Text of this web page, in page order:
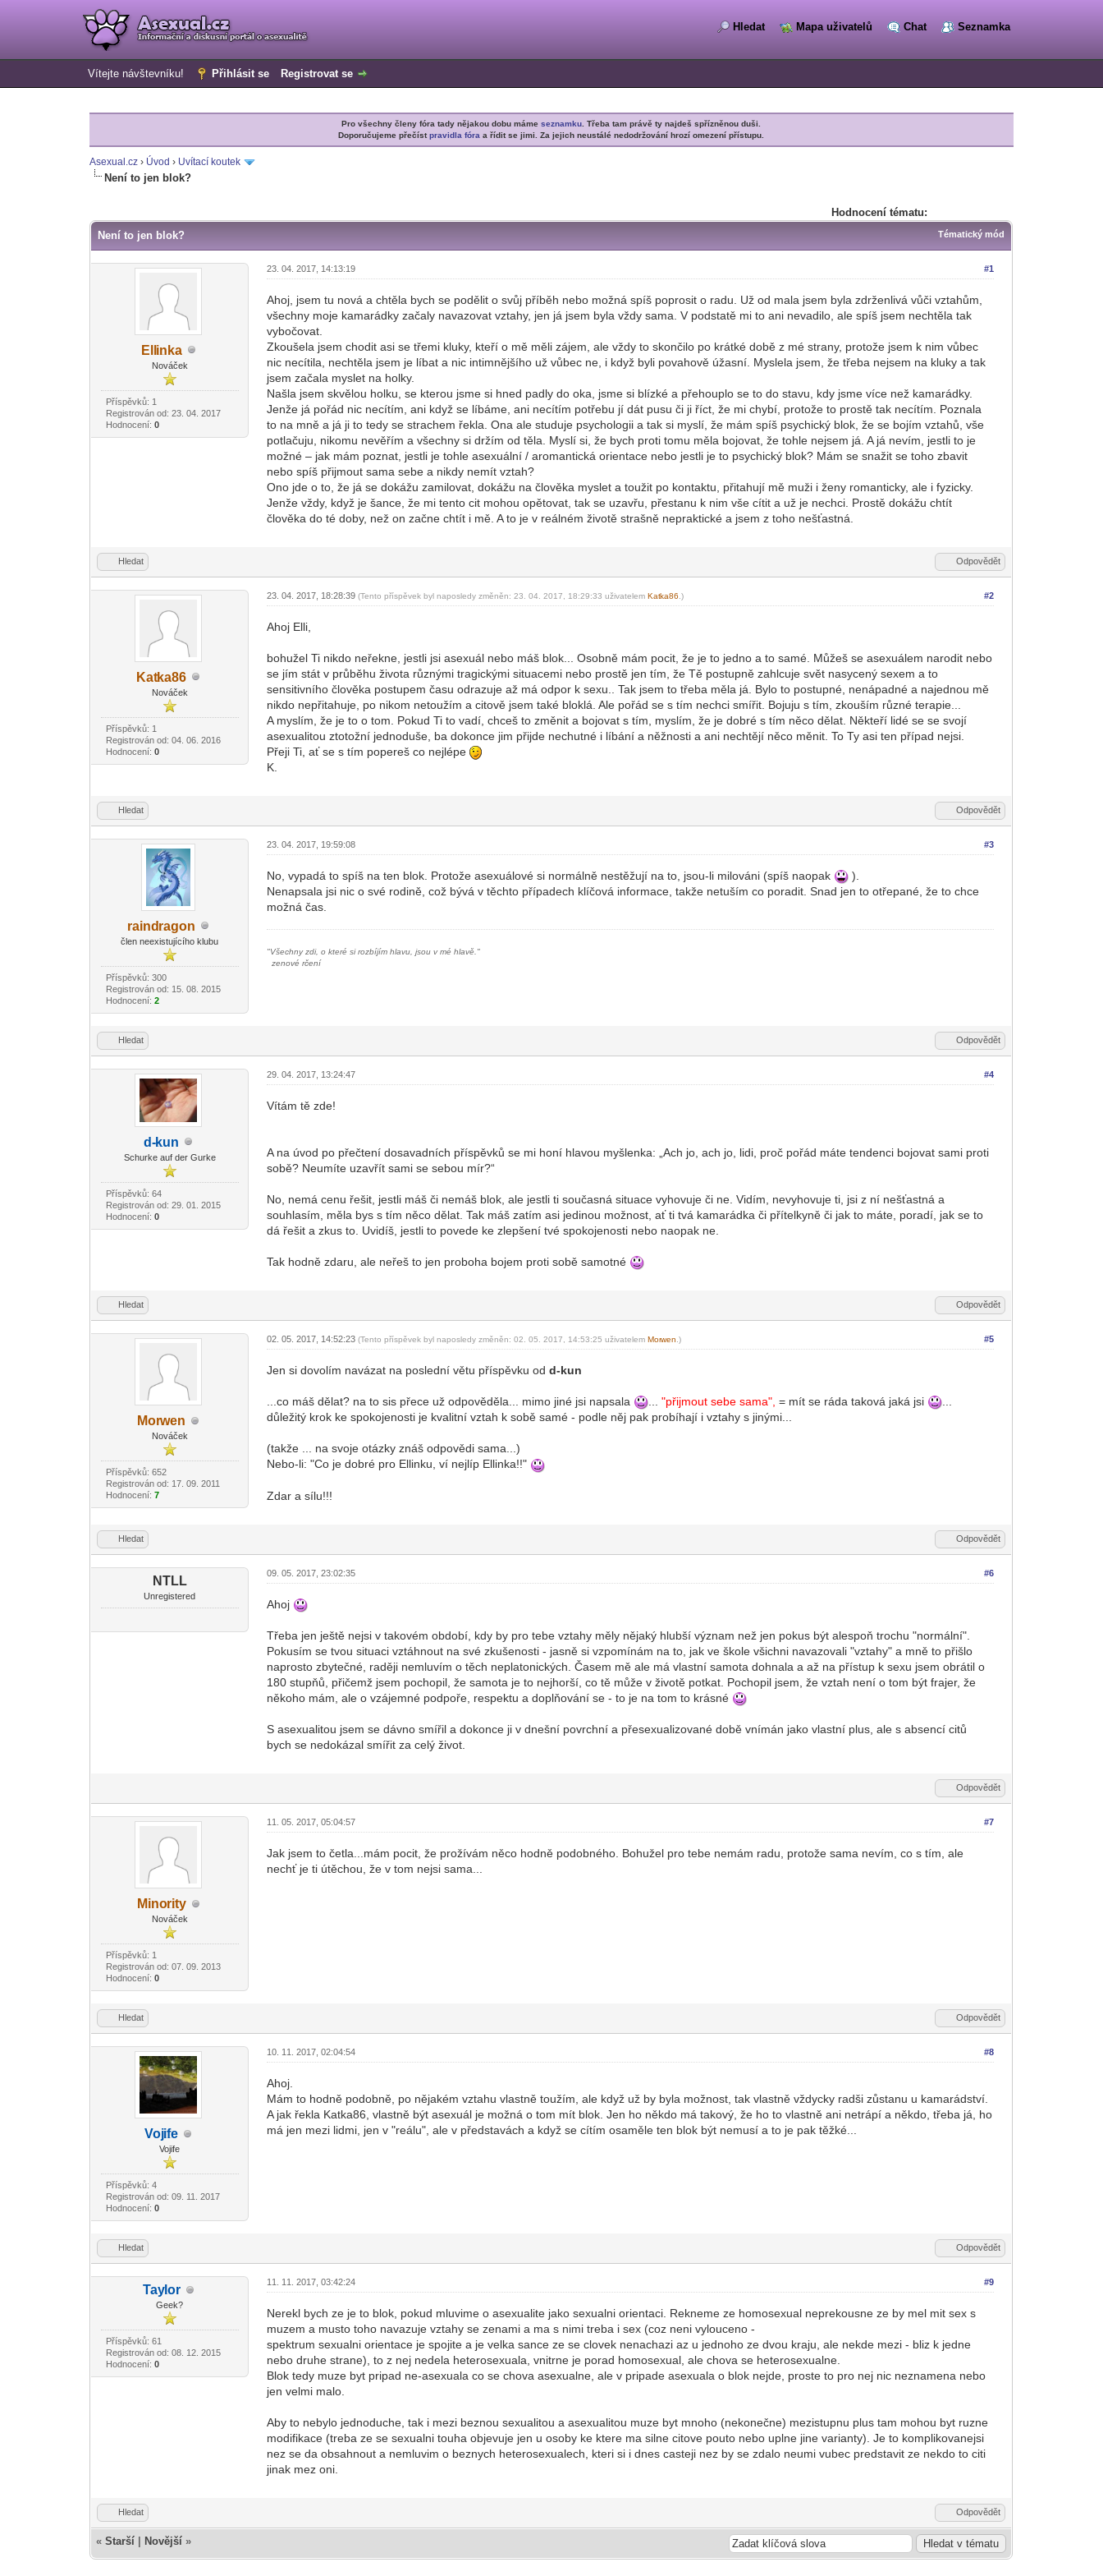
Hledat Mapa uživatelů Chat Seznamka
Vítejte návštevníku! Přihlásit se Registrovat se
Pro všechny členy fóra tady nějakou dobu mámeseznamku . Třeba tam právě ty najdeš spřízněnou duši.
Doporučujeme přečístpravidla fóra a řídit se jimi. Za jejich neustálé nedodržování hrozí omezení přístupu.
Asexual.cz › Úvod › Uvítací koutek
Není to jen blok?
Hodnocení tématu:
Tématický mód
Není to jen blok?
Ell inka
Nováček
Příspěvků: 1
Registrován od: 23. 04. 2017
Hodnocení: 0
#1
23. 04. 2017, 14:13:19
Ahoj, jsem tu nová a chtěla bych se podělit o svůj příběh nebo možná spíš poprosit o radu. Už od mala jsem byla zdrženlivá vůči vztahům,
všechny moje kamarádky začaly navazovat vztahy, jen já jsem byla vždy sama. V podstatě mi to ani nevadilo, ale spíš jsem nechtěla tak
vybočovat.
Zkoušela jsem chodit asi se třemi kluky, kteří o mě měli zájem, ale vždy to skončilo po krátké době z mé strany, protože jsem k nim vůbec
nic necítila, nechtěla jsem je líbat a nic intimnějšího už vůbec ne, i když byli povahově úžasní. Myslela jsem, že třeba nejsem na kluky a tak
jsem začala myslet na holky.
Našla jsem skvělou holku, se kterou jsme si hned padly do oka, jsme si blízké a přehouplo se to do stavu, kdy jsme více než kamarádky.
Jenže já pořád nic necítím, ani když se líbáme, ani necítím potřebu jí dát pusu či ji říct, že mi chybí, protože to prostě tak necítím. Poznala
to na mně a já ji to tedy se strachem řekla. Ona ale studuje psychologii a tak si myslí, že mám spíš psychický blok, že se bojím vztahů, vše
potlačuju, nikomu nevěřím a všechny si držím od těla. Myslí si, že bych proti tomu měla bojovat, že tohle nejsem já. A já nevím, jestli to je
možné – jak mám poznat, jestli je tohle asexuální / aromantická orientace nebo jestli je to psychický blok? Mám se snažit se toho zbavit
nebo spíš přijmout sama sebe a nikdy nemít vztah?
Ono jde o to, že já se dokážu zamilovat, dokážu na člověka myslet a toužit po kontaktu, přitahují mě muži i ženy romanticky, ale i fyzicky.
Jenže vždy, když je šance, že mi tento cit mohou opětovat, tak se uzavřu, přestanu k nim vše cítit a už je nechci. Prostě dokážu chtít
člověka do té doby, než on začne chtít i mě. A to je v reálném životě strašně nepraktické a jsem z toho nešťastná.
Hledat Odpovědět
Katka86
Nováček
Příspěvků: 1
Registrován od: 04. 06. 2016
Hodnocení: 0
#2
23. 04. 2017, 18:28:39(Tento příspěvek byl naposledy změněn: 23. 04. 2017, 18:29:33 uživatelemKatka86 .)
Ahoj Elli,
bohužel Ti nikdo neřekne, jestli jsi asexuál nebo máš blok... Osobně mám pocit, že je to jedno a to samé. Můžeš se asexuálem narodit nebo
se jím stát v průběhu života různými tragickými situacemi nebo prostě jen tím, že Tě postupně zahlcuje svět nasycený sexem a to
sensitivního člověka postupem času odrazuje až má odpor k sexu.. Tak jsem to třeba měla já. Bylo to postupné, nenápadné a najednou mě
nikdo nepřitahuje, po nikom netoužím a citově jsem také bloklá. Ale pořád se s tím nechci smířit. Bojuju s tím, zkouším různé terapie...
A myslím, že je to o tom. Pokud Ti to vadí, chceš to změnit a bojovat s tím, myslím, že je dobré s tím něco dělat. Někteří lidé se se svojí
asexualitou ztotožní jednoduše, ba dokonce jim přijde nechutné i líbání a něžnosti a ani nechtějí něco měnit. To Ty asi ten případ nejsi.
Přeji Ti, ať se s tím popereš co nejlépe
K.
Hledat Odpovědět
raindragon
člen neexistujícího klubu
Příspěvků: 300
Registrován od: 15. 08. 2015
Hodnocení: 2
#3
23. 04. 2017, 19:59:08
No, vypadá to spíš na ten blok. Protože asexuálové si normálně nestěžují na to, jsou-li milováni (spíš naopak
).
Nenapsala jsi nic o své rodině, což bývá v těchto případech klíčová informace, takže netuším co poradit. Snad jen to otřepané, že to chce
možná čas.
"Všechny zdi, o které si rozbíjím hlavu, jsou v mé hlavě. "
zenové rčení
Hledat Odpovědět
d-kun
Schurke auf der Gurke
Příspěvků: 64
Registrován od: 29. 01. 2015
Hodnocení: 0
#4
29. 04. 2017, 13:24:47
Vítám tě zde!
A na úvod po přečtení dosavadních příspěvků se mi honí hlavou myšlenka: „Ach jo, ach jo, lidi, proč pořád máte tendenci bojovat sami proti
sobě? Neumíte uzavřít sami se sebou mír?“
No, nemá cenu řešit, jestli máš či nemáš blok, ale jestli ti současná situace vyhovuje či ne. Vidím, nevyhovuje ti, jsi z ní nešťastná a
souhlasím, měla bys s tím něco dělat. Tak máš zatím asi jedinou možnost, ať ti tvá kamarádka či přítelkyně či jak to máte, poradí, jak se to
dá řešit a zkus to. Uvidíš, jestli to povede ke zlepšení tvé spokojenosti nebo naopak ne.
Tak hodně zdaru, ale neřeš to jen proboha bojem proti sobě samotné
Hledat Odpovědět
Morwen
Nováček
Příspěvků: 652
Registrován od: 17. 09. 2011
Hodnocení: 7
#5
02. 05. 2017, 14:52:23(Tento příspěvek byl naposledy změněn: 02. 05. 2017, 14:53:25 uživatelemMorwen .)
Jen si dovolím navázat na poslední větu příspěvku odd-kun
...co máš dělat? na to sis přece už odpověděla... mimo jiné jsi napsala ..."přijmout sebe sama", = mít se ráda taková jaká jsi
důležitý krok ke spokojenosti je kvalitní vztah k sobě samé - podle něj pak probíhají i vztahy s jinými...
(takže ... na svoje otázky znáš odpovědi sama...)
Nebo-li: "Co je dobré pro Ellinku, ví nejlíp Ellinka!!"
Zdar a sílu!!!
Hledat Odpovědět
NTLL
Unregistered
#6
09. 05. 2017, 23:02:35
Ahoj
Třeba jen ještě nejsi v takovém období, kdy by pro tebe vztahy měly nějaký hlubší význam než jen pokus být alespoň trochu "normální".
Pokusím se tvou situaci vztáhnout na své zkušenosti - jasně si vzpomínám na to, jak ve škole všichni navazovali "vztahy" a mně to přišlo
naprosto zbytečné, raději nemluvím o těch neplatonických. Časem mě ale má vlastní samota dohnala a až na přístup k sexu jsem obrátil o
180 stupňů, přičemž jsem pochopil, že samota je to nejhorší, co tě může v životě potkat. Pochopil jsem, že vztah není o tom být frajer, že
někoho mám, ale o vzájemné podpoře, respektu a doplňování se - to je na tom to krásné
S asexualitou jsem se dávno smířil a dokonce ji v dnešní povrchní a přesexualizované době vnímán jako vlastní plus, ale s absencí citů
bych se nedokázal smířit za celý život.
Odpovědět
Minority
Nováček
Příspěvků: 1
Registrován od: 07. 09. 2013
Hodnocení: 0
#7
11. 05. 2017, 05:04:57
Jak jsem to četla...mám pocit, že prožívám něco hodně podobného. Bohužel pro tebe nemám radu, protože sama nevím, co s tím, ale
nechť je ti útěchou, že v tom nejsi sama...
Hledat Odpovědět
Vojife
Vojife
Příspěvků: 4
Registrován od: 09. 11. 2017
Hodnocení: 0
#8
10. 11. 2017, 02:04:54
Ahoj.
Mám to hodně podobně, po nějakém vztahu vlastně toužím, ale když už by byla možnost, tak vlastně vždycky radši zůstanu u kamarádství.
A jak řekla Katka86, vlastně být asexuál je možná o tom mít blok. Jen ho někdo má takový, že ho to vlastně ani netrápí a někdo, třeba já, ho
má jen mezi lidmi, jen v "reálu", ale v představách a když se cítím osaměle ten blok být nemusí a to je pak těžké...
Hledat Odpovědět
Taylor
Geek?
Příspěvků: 61
Registrován od: 08. 12. 2015
Hodnocení: 0
#9
11. 11. 2017, 03:42:24
Nerekl bych ze je to blok, pokud mluvime o asexualite jako sexualni orientaci. Rekneme ze homosexual neprekousne ze by mel mit sex s
muzem a musto toho navazuje vztahy se zenami a ma s nimi treba i sex (coz neni vylouceno -
spektrum sexualni orientace je spojite a je velka sance ze se clovek nenachazi az u jednoho ze dvou kraju, ale nekde mezi - bliz k jedne
nebo druhe strane), to z nej nedela heterosexuala, vnitrne je porad homosexual, ale chova se heterosexualne.
Blok tedy muze byt pripad ne-asexuala co se chova asexualne, ale v pripade asexuala o blok nejde, proste to pro nej nic neznamena nebo
jen velmi malo.
Aby to nebylo jednoduche, tak i mezi beznou sexualitou a asexualitou muze byt mnoho (nekonečne) mezistupnu plus tam mohou byt ruzne
modifikace (treba ze se sexualni touha objevuje jen u osoby ke ktere ma silne citove pouto nebo uplne jine varianty). Je to komplikovanejsi
nez se da obsahnout a nemluvim o beznych heterosexualech, kteri si i dnes casteji nez by se zdalo neumi vubec predstavit ze nekdo to citi
jinak mez oni.
Hledat Odpovědět
«Starší Novější »